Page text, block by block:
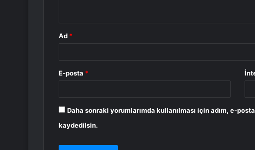
Ad *
E-posta *
Daha sonraki yorumlarımda kullanılması için adım, e-
kaydedilsin.